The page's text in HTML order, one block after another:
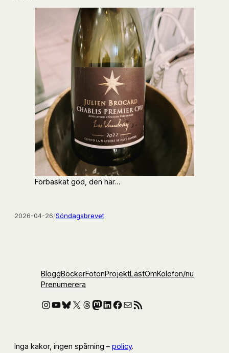
Förbaskat god, den här…
2026-04-26/Söndagsbrevet
BloggBöckerFotonProjektLästOmKolofon/nu
Prenumerera
Instagram
YouTube
Bluesky
X Threads
Mastodon
LinkedIn
Facebook
E-postRSS-flöde
Inga kakor, ingen spårning – policy.